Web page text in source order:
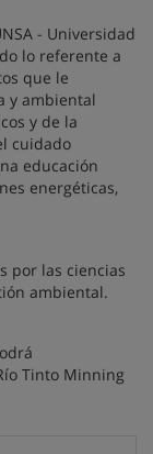
- Universidad
lo referente a
que le
y ambiental
y de la
cuidado
educación
energéticas,
por las ciencias
ambiental.
Tinto Minning